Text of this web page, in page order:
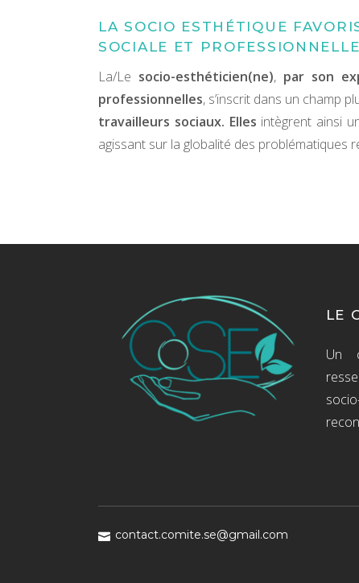
LA SOCIO ESTHÉTIQUE
SOCIALE ET PROFESSIONNELLE
La/Le socio-esthéticien(ne), par son
professionnelles, s’inscrit dans un champ
travailleurs sociaux. Elles intègrent ainsi
agissant sur la globalité des problématiques
LE
Un
contact.comite.se@gmail.com